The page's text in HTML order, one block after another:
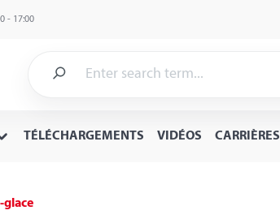
- 17:00
TÉLÉCHARGEMENTS VIDÉOS CARRIÈRES
glace